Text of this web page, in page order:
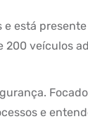
está
200 veículos
e